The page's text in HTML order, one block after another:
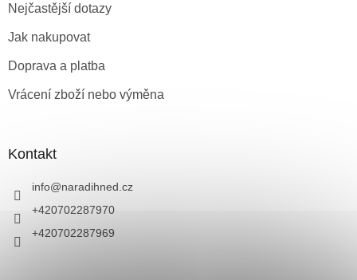
Nejčastější dotazy
Jak nakupovat
Doprava a platba
Vrácení zboží nebo výměna
Kontakt
info@naradihned.cz
+420702287970
+420702287969